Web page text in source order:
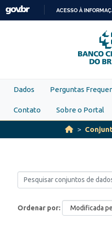
Skip to main content
O
ACESSO À
Dados Perguntas
Contato Sobre o Portal
Ordenar por